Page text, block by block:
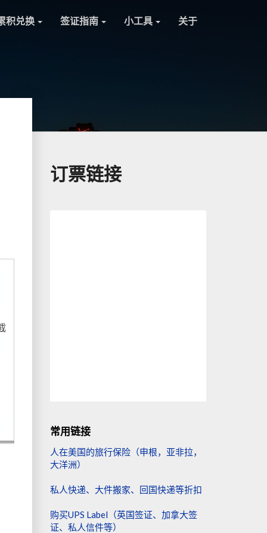
积兑换 签证指南 小工具 关于
订票链接
常用链接
人在美国的旅行保险（申根，亚非拉，
大洋洲）
私人快递、大件搬家、回国快递等折扣
购买UPS Label（英国签证、加拿大签
证、私人信件等）